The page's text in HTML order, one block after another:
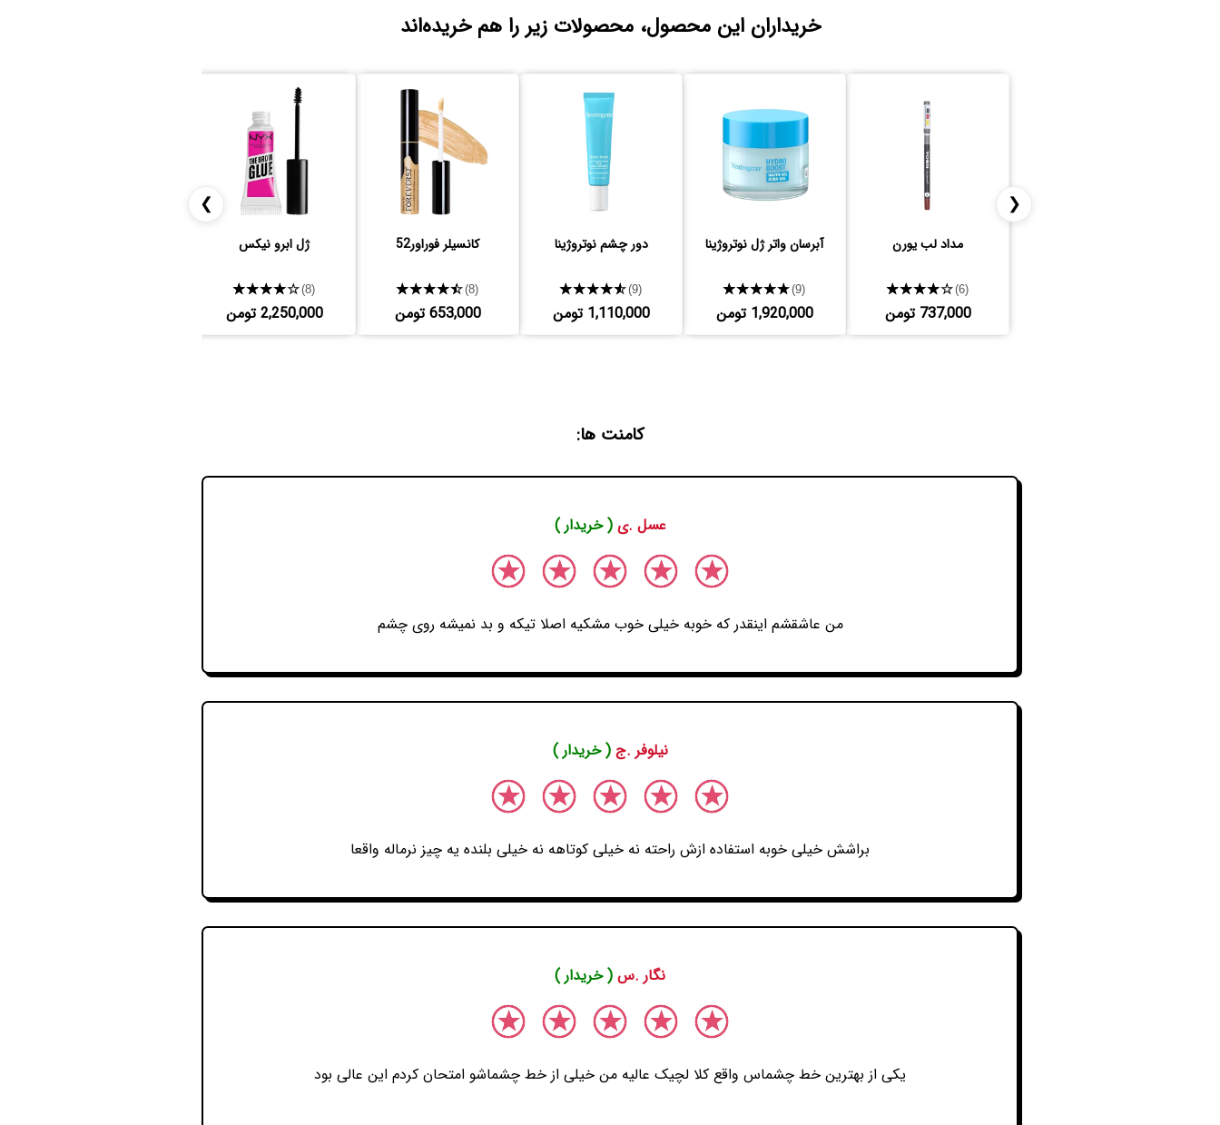
خریداران این محصول، محصولات زیر را هم خریده‌اند
❮
مداد لب یورن
★★★★★(6)
737,000 تومن
آبرسان واتر ژل نوتروژینا
★★★★★(9)
1,920,000 تومن
دور چشم نوتروژینا
★★★★★(9)
1,110,000 تومن
کانسیلر فوراور52
★★★★★(8)
653,000 تومن
ژل ابرو نیکس
★★★★★(8)
2,250,000 تومن
❯
کامنت ها:
عسل .ی( خریدار )
من عاشقشم اینقدر که خوبه خیلی خوب مشکیه اصلا تیکه و بد نمیشه روی چشم
نیلوفر .ج( خریدار )
براشش خیلی خوبه استفاده ازش راحته نه خیلی کوتاهه نه خیلی بلنده یه چیز نرماله واقعا
نگار .س ( خریدار )
یکی از بهترین خط چشماس واقع کلا لچیک عالیه من خیلی از خط چشماشو امتحان کردم این عالی بود